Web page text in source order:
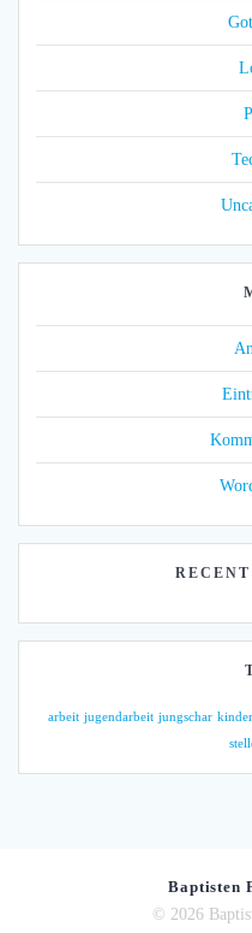
arbeit jugendarbeit jungschar kinder
Baptisten
© 2026